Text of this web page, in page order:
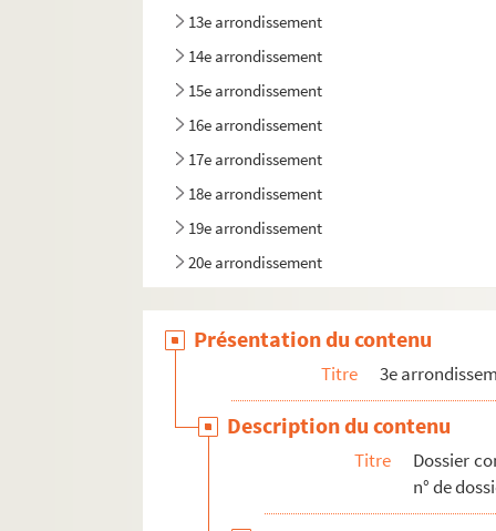
13e arrondissement
14e arrondissement
15e arrondissement
16e arrondissement
17e arrondissement
18e arrondissement
19e arrondissement
20e arrondissement
Présentation du contenu
Titre 3e
Description du contenu
Titre
Dossier
n° de